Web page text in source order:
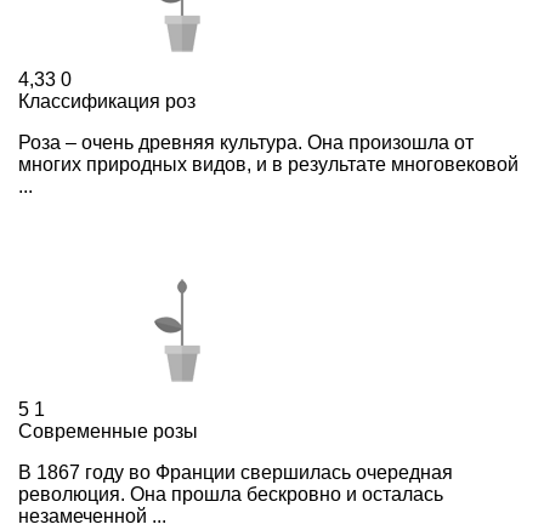
4,33 0
Классификация роз
Роза – очень древняя культура. Она произошла от
многих природных видов, и в результате многовековой
...
5 1
Современные розы
В 1867 году во Франции свершилась очередная
революция. Она прошла бескровно и осталась
незамеченной ...